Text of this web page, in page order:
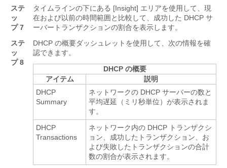
ステ
ッ
プ 7
タイムラインの下にある [Insight] エリアを使用して、現
在および以前の時間範囲と比較して、成功した DHCP サ
ーバートランザクションの割合を表示します。
ステ
ッ
プ 8
DHCP の概要ダッシュレットを使用して、次の情報を確
認できます。
DHCP の概要
アイテム
説明
DHCP
Summary
ネットワークの DHCP サーバーの数と
平均遅延（ミリ秒単位）が表示されま
す。
DHCP
Transactions
ネットワーク内の DHCP トランザクシ
ョン、成功したトランザクション、お
よび失敗したトランザクションの合計
数の割合が表示されます。